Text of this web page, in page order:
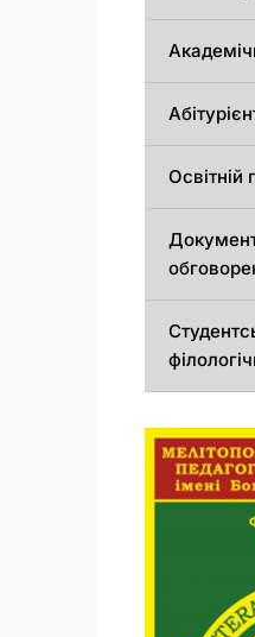
Освітній